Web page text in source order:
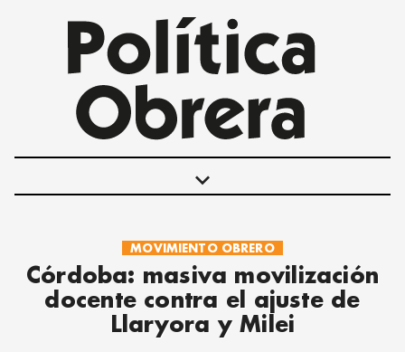
keyboard_arrow_down
POLÍTICAS
INTERNACIONALES
MOVIMIENTO OBRERO
MUJER
MOVIMIENTO OBRERO
Córdoba: masiva movilización
docente contra el ajuste de
Llaryora y Milei